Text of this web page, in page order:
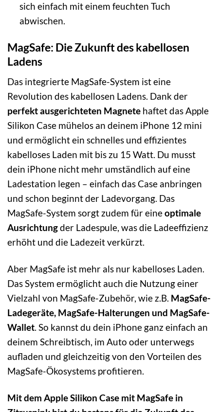
sich einfach mit einem feuchten Tuch
abwischen.
MagSafe: Die Zukunft des kabellosen
Ladens
Das integrierte MagSafe-System ist eine
Revolution des kabellosen Ladens. Dank der
perfekt ausgerichteten Magnete haftet das Apple
Silikon Case mühelos an deinem iPhone 12 mini
und ermöglicht ein schnelles und effizientes
kabelloses Laden mit bis zu 15 Watt. Du musst
dein iPhone nicht mehr umständlich auf eine
Ladestation legen – einfach das Case anbringen
und schon beginnt der Ladevorgang. Das
MagSafe-System sorgt zudem für eineoptimale
Ausrichtungder Ladespule, was die Ladeeffizienz
erhöht und die Ladezeit verkürzt.
Aber MagSafe ist mehr als nur kabelloses Laden.
Das System ermöglicht auch die Nutzung einer
Vielzahl von MagSafe-Zubehör, wie z.B. MagSafe-
Ladegeräte, MagSafe-Halterungen und MagSafe-
Wallet. So kannst du dein iPhone ganz einfach an
deinem Schreibtisch, im Auto oder unterwegs
aufladen und gleichzeitig von den Vorteilen des
MagSafe-Ökosystems profitieren.
Mit dem Apple Silikon Case mit MagSafe in